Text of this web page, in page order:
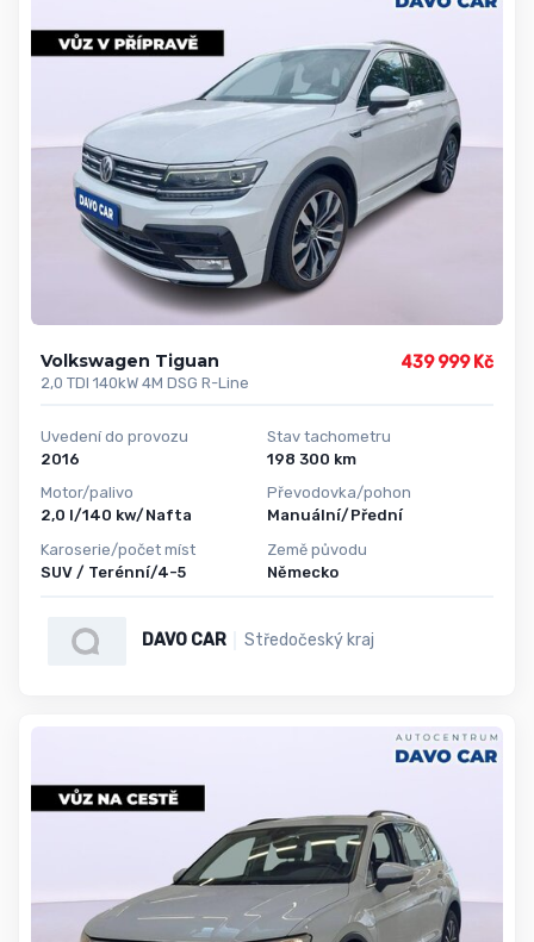
Volkswagen Tiguan
2,0 TDI 140kW 4M DSG R-Line
439 999 Kč
Uvedení do provozu
2016
Motor/palivo
2,0 l/140 kw/Nafta
Karoserie/počet míst
SUV / Terénní/4-5
Stav tachometru
198 300 km
Převodovka/pohon
Manuální/Přední
Země původu
Německo
DAVO CAR Středočeský kraj